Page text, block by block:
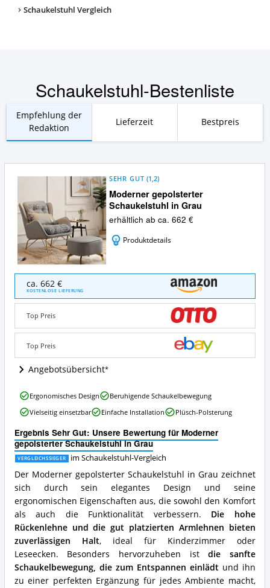
Schaukelstuhl Vergleich
Schaukelstuhl-Bestenliste
Empfehlung der
Redaktion
Lieferzeit Bestpreis
Moderner gepolsterter
Schaukelstuhl in Grau
SEHR GUT (1,2)
erhältlich ab ca. 662 €
Produktdetails
Moderner
gepolsterter
Schaukelstuhl
Grau
Angebote:
ist
dieser
Schaukelstuhl
ca. 662 €
KOSTENLOSE LIEFERUNG
Top Preis
Top Preis
Angebotsübersicht
Ergebnis Sehr Gut: Unsere Bewertung für Moderner
gepolsterter Schaukelstuhl in Grau
VERGLEICHSSIEGER im Schaukelstuhl-Vergleich
Der Moderner gepolsterter Schaukelstuhl in Grau zeichnet
sich durch sein elegantes Design und seine
ergonomischen Eigenschaften aus, die sowohl den Komfort
als auch die Funktionalität verbessern. Die hohe
Rückenlehne und die gut platzierten Armlehnen bieten
zuverlässigen Halt, ideal für Kinderzimmer oder
Leseecken. Besonders hervorzuheben istdie sanfte
Schaukelbewegung, die zum Entspannen einlädtund ihn
zu einer perfekten Ergänzung für jedes Ambiente macht,
Moderner
gepolsterter
Schaukelstuhl
Grau
Vorteile:
Was
spricht
für
diesen
Schaukelstuhl?
Ergonomisches Design
Beruhigende Schaukelbewegung
Vielseitig einsetzbar
Einfache Installation Plüsch-Polsterung